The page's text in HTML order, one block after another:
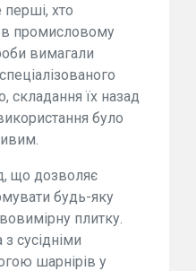
хто
в промисловому
вимагали
складання їх назад
було
що дозволяє
будь-яку
плитку.
сусідніми
шарнірів у